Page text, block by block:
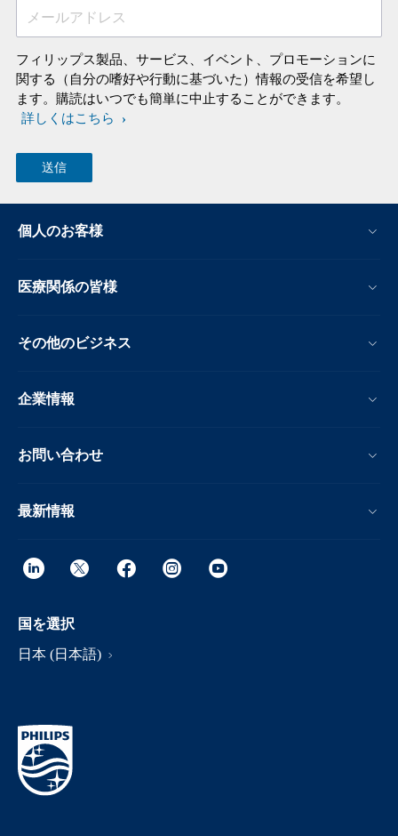
メールアドレス
フィリップス製品、サービス、イベント、プロモーションに
関する（自分の嗜好や行動に基づいた）情報の受信を希望し
ます。購読はいつでも簡単に中止することができます。
詳しくはこちら
個人のお客様
医療関係の皆様
その他のビジネス
企業情報
お問い合わせ
最新情報
国を選択
日本 (日本語)